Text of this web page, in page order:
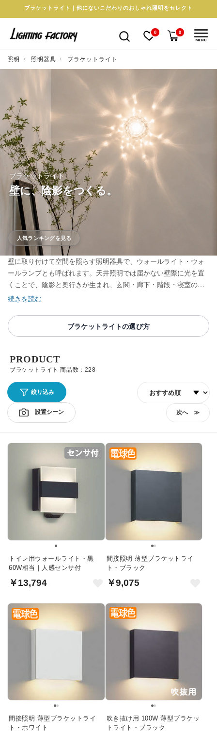
ブラケットライト｜他にないこだわりのおしゃれ照明をセレクト
0 0
MENU
照明 照明器具 ブラケットライト
人気ランキングを見る
ブラケットライト
壁に、陰影をつくる。
壁に取り付けて空間を照らす照明器具で、ウォールライト・ウォ
ールランプとも呼ばれます。天井照明では届かない壁際に光を置
くことで、陰影と奥行きが生まれ、玄関・廊下・階段・寝室の雰
囲気が大きく変わります。上下配光や片側配光、人感センサー付
バランスを確かめて厳選しています。
ブラケットライトの選び方
ブラケットライト 商品数：228
PRODUCT
絞り込み
設置シーン
並び順
次へ ≫
トイレ用ウォールライト・黒
60W相当｜人感センサ付
￥13,794
間接照明 薄型ブラケットライ
ト・ブラック
￥9,075
間接照明 薄型ブラケットライ
ト・ホワイト
吹き抜け用 100W 薄型ブラケッ
トライト・ブラック